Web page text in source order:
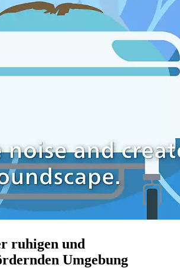
ruhigen und
Umgebung